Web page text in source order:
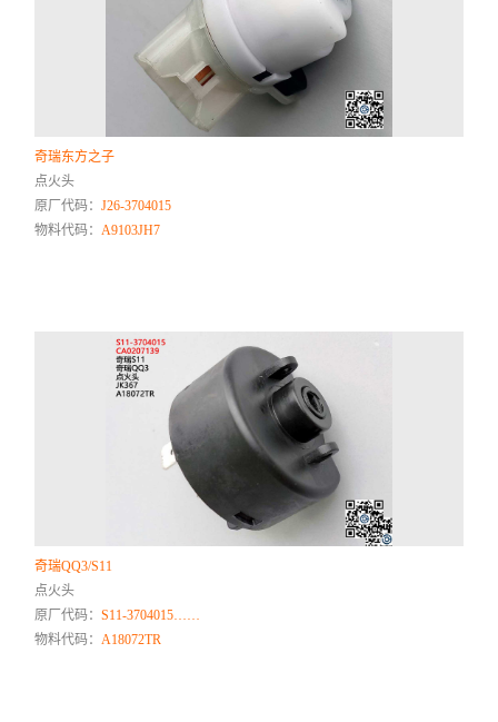
奇瑞东方之子
点火头
原厂代码：J26-3704015
物料代码：A9103JH7
奇瑞QQ3/S11
点火头
原厂代码：S11-3704015……
物料代码：A18072TR